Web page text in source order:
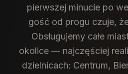
pierwszej minucie po
gość od progu czuje,
Obsługujemy całe
okolice — najczęściej
dzielnicach: Centrum,